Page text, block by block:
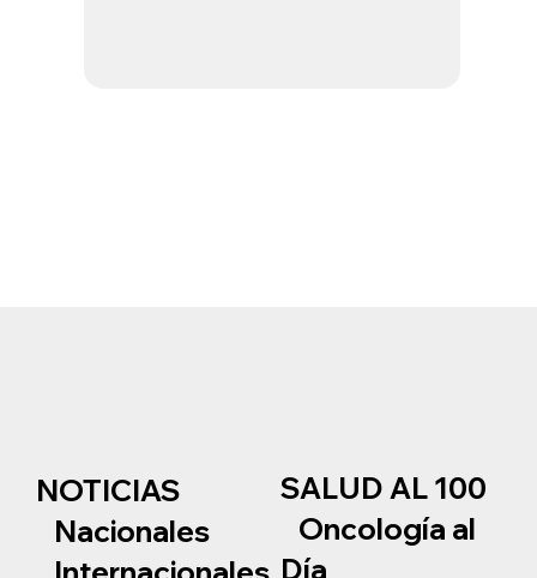
NOTICIAS
Nacionales
SALUD AL 100
Oncología al
Día